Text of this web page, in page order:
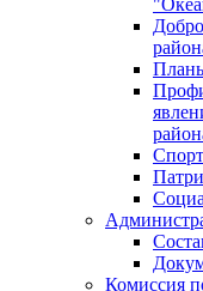
Комиссия